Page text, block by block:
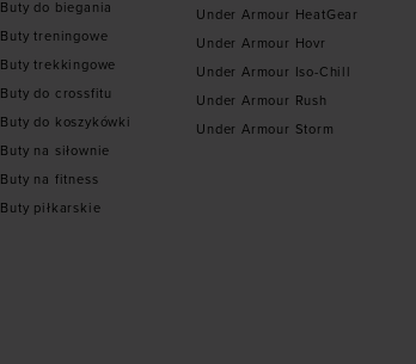
Buty do biegania
Buty treningowe
Buty trekkingowe
Buty do crossfitu
Buty do koszykówki
Buty na siłownie
Buty na fitness
Buty piłkarskie
Under Armour HeatGear
Under Armour Hovr
Under Armour Iso-Chill
Under Armour Rush
Under Armour Storm